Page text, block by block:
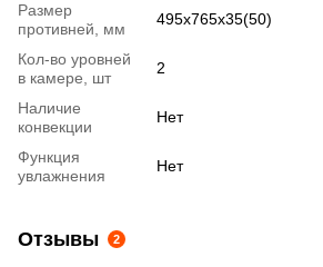
Размер
противней, мм
495х765х35(50)
Кол-во уровней
в камере, шт
2
Наличие
конвекции
Нет
Функция
увлажнения
Нет
Отзывы 2